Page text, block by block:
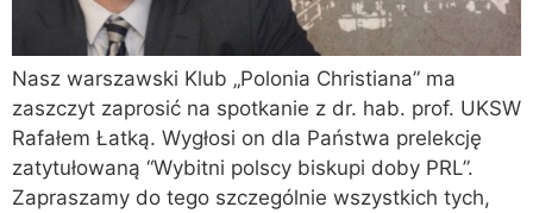
Nasz warszawski Klub „Polonia Christiana” ma
zaszczyt zaprosić na spotkanie z dr. hab. prof. UKSW
Rafałem Łatką. Wygłosi on dla Państwa prelekcję
zatytułowaną “Wybitni polscy biskupi doby PRL”.
Zapraszamy do tego szczególnie wszystkich tych,